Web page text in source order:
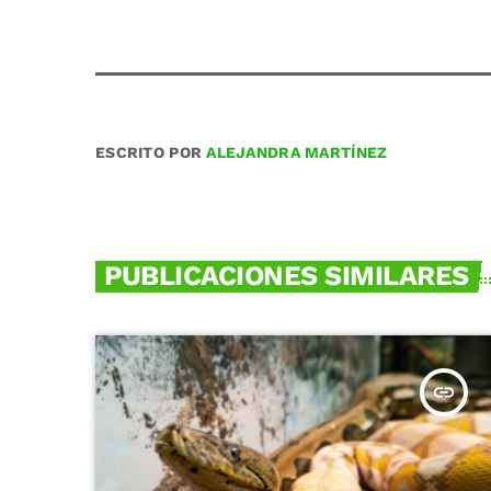
ESCRITO PORALEJANDRA MARTÍNEZ
PUBLICACIONES SIMILARES
insert_link